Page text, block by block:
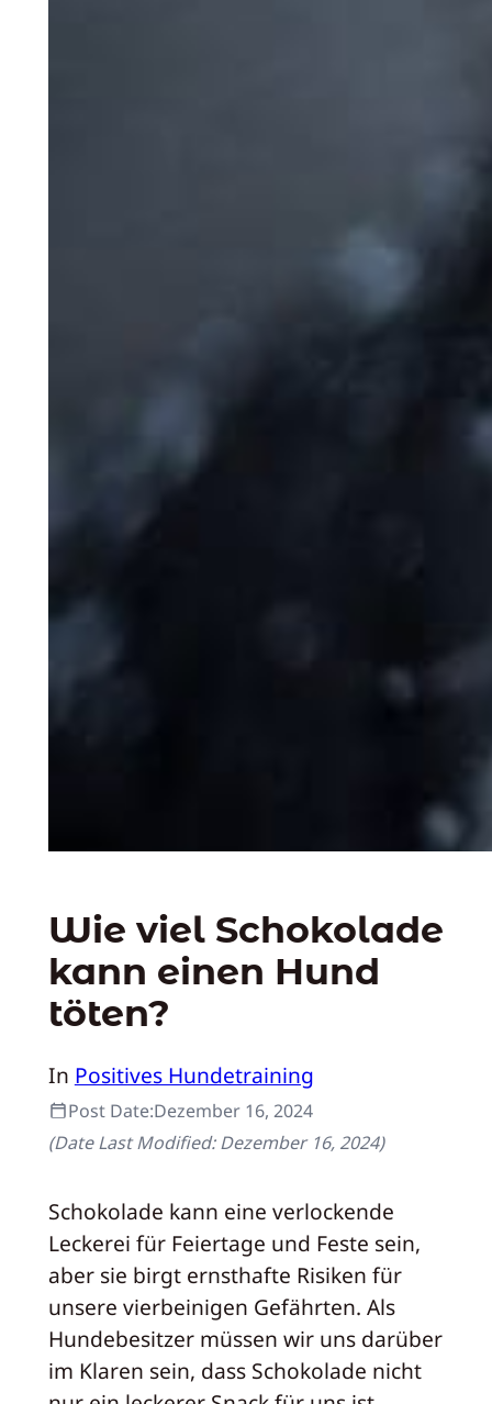
Wie viel Schokolade
kann einen Hund
töten?
In Positives Hundetraining
Post Date:Dezember 16, 2024
(Date Last Modified:Dezember 16, 2024)
Schokolade kann eine verlockende
Leckerei für Feiertage und Feste sein,
aber sie birgt ernsthafte Risiken für
unsere vierbeinigen Gefährten. Als
Hundebesitzer müssen wir uns darüber
im Klaren sein, dass Schokolade nicht